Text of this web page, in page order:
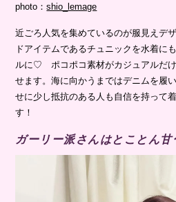
photo：shio_lemage
近ごろ人気を集めているのが服見えデ
ドアイテムであるチュニックを水着に
ルに♡ ポコポコ素材がカジュアルだ
せます。海に向かうまではデニムを履
せに少し抵抗のある人も自信を持って
す！
ガーリー派さんはとことん